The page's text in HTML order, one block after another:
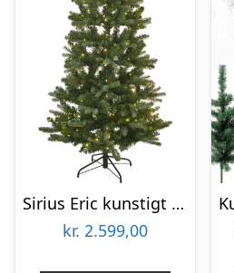
Sirius Eric kunstigt juletræ med lys, 210 cm
kr. 2.599,00